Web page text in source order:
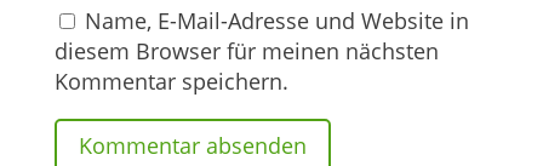
Name, E-Mail-Adresse und Website in
diesem Browser für meinen nächsten
Kommentar speichern.